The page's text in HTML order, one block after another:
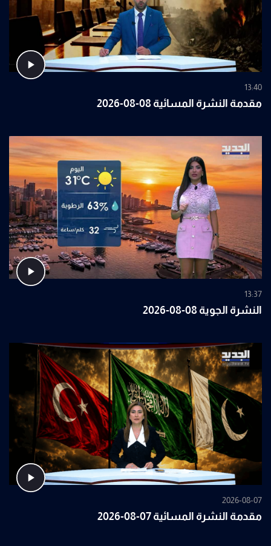
13:40
مقدمة النشرة المسائية 08-08-2026
13:37
النشرة الجوية 08-08-2026
2026-08-07
مقدمة النشرة المسائية 07-08-2026